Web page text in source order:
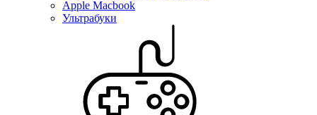
Apple Macbook
Ультрабуки